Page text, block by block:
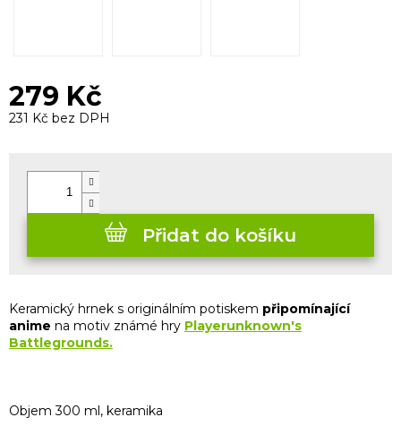
279 Kč
231 Kč bez DPH
Přidat do košíku
Keramický hrnek s originálním potiskem připomínající
anime na motiv známé hry Playerunknown's
Battlegrounds.
Objem 300 ml, keramika